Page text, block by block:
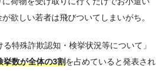
欲しい若者は飛びついてしまいがち。
特殊詐欺認知・検挙状況等について」
挙数が全体の3割を占めていると発表され